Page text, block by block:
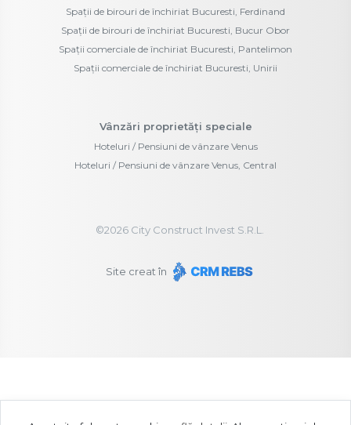
Spații de birouri de închiriat Bucuresti, Ferdinand
Spații de birouri de închiriat Bucuresti, Bucur Obor
Spații comerciale de închiriat Bucuresti, Pantelimon
Spații comerciale de închiriat Bucuresti, Unirii
Vânzări proprietăți speciale
Hoteluri / Pensiuni de vânzare Venus
Hoteluri / Pensiuni de vânzare Venus, Central
©2026City Construct Invest S.R.L.
Site creat în